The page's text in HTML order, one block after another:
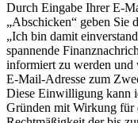
Durch Eingabe Ihrer E-
„Abschicken“ geben Sie
„Ich bin damit
spannende
informiert zu werden und
E-Mail-Adresse zum
Diese Einwilligung kann
Gründen mit Wirkung